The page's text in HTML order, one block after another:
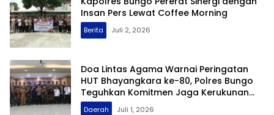
Insan Pers Lewat Coffee Morning
Berita Juli 2, 2026
Doa Lintas Agama Warnai Peringatan
HUT Bhayangkara ke-80, Polres Bungo
Teguhkan Komitmen Jaga Kerukunan
dan Kamtibmas
Daerah Juli 1, 2026